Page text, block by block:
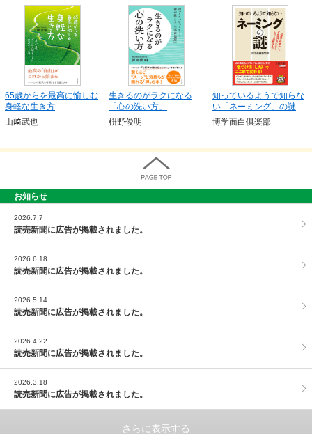
65歳からを最高に愉しむ
身軽な生き方
山﨑武也
生きるのがラクになる
「心の洗い方」
枡野俊明
知っているようで知らな
い「ネーミング」の謎
博学面白倶楽部
お知らせ
2026.7.7
読売新聞に広告が掲載されました。
2026.6.18
読売新聞に広告が掲載されました。
2026.5.14
読売新聞に広告が掲載されました。
2026.4.22
読売新聞に広告が掲載されました。
2026.3.18
読売新聞に広告が掲載されました。
さらに表示する
PAGE TOP